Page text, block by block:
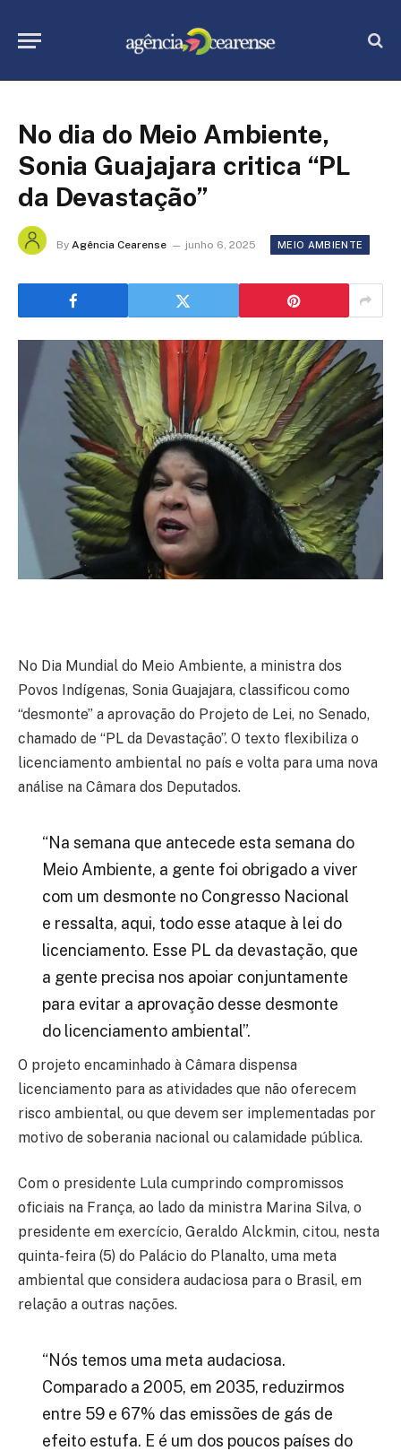
No dia do Meio Ambiente,
Sonia Guajajara critica “PL
da Devastação”
By Agência Cearense junho 6, 2025 MEIO AMBIENTE
No Dia Mundial do Meio Ambiente, a ministra dos
Povos Indígenas, Sonia Guajajara, classificou como
“desmonte” a aprovação do Projeto de Lei, no Senado,
chamado de “PL da Devastação”. O texto flexibiliza o
licenciamento ambiental no país e volta para uma nova
análise na Câmara dos Deputados.
“Na semana que antecede esta semana do
Meio Ambiente, a gente foi obrigado a viver
com um desmonte no Congresso Nacional
e ressalta, aqui, todo esse ataque à lei do
licenciamento. Esse PL da devastação, que
a gente precisa nos apoiar conjuntamente
para evitar a aprovação desse desmonte
do licenciamento ambiental”.
O projeto encaminhado à Câmara dispensa
licenciamento para as atividades que não oferecem
risco ambiental, ou que devem ser implementadas por
motivo de soberania nacional ou calamidade pública.
Com o presidente Lula cumprindo compromissos
oficiais na França, ao lado da ministra Marina Silva, o
presidente em exercício, Geraldo Alckmin, citou, nesta
quinta-feira (5) do Palácio do Planalto, uma meta
ambiental que considera audaciosa para o Brasil, em
relação a outras nações.
“Nós temos uma meta audaciosa.
Comparado a 2005, em 2035, reduzirmos
entre 59 e 67% das emissões de gás de
efeito estufa. E é um dos poucos países do